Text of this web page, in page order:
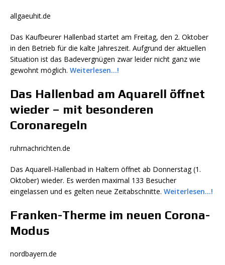
allgaeuhit.de
Das Kaufbeurer Hallenbad startet am Freitag, den 2. Oktober
in den Betrieb für die kalte Jahreszeit. Aufgrund der aktuellen
Situation ist das Badevergnügen zwar leider nicht ganz wie
gewohnt möglich. Weiterlesen…!
Das Hallenbad am Aquarell öffnet
wieder – mit besonderen
Coronaregeln
ruhrnachrichten.de
Das Aquarell-Hallenbad in Haltern öffnet ab Donnerstag (1.
Oktober) wieder. Es werden maximal 133 Besucher
eingelassen und es gelten neue Zeitabschnitte. Weiterlesen…!
Franken-Therme im neuen Corona-
Modus
nordbayern.de